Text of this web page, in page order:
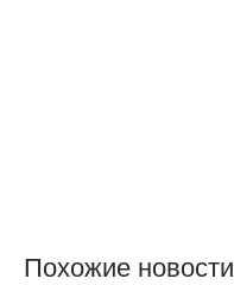
Похожие новости